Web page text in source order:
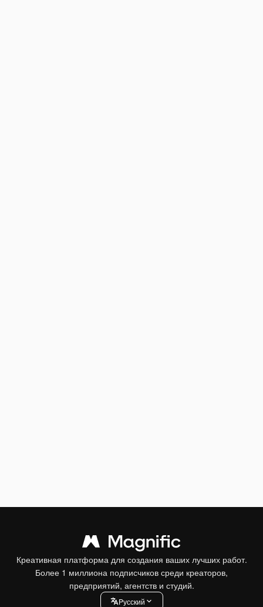
Креативная платформа для создания ваших лучших работ.
Более 1 миллиона подписчиков среди креаторов,
предприятий, агентств и студий.
Pусский